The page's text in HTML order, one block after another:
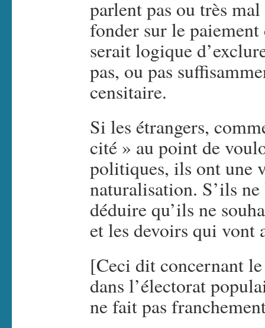
parlent pas ou très
fonder sur le
serait logique
pas, ou pas
censitaire.
Si les étrangers,
cité » au point de
politiques, ils ont une
naturalisation. S’ils
déduire qu’ils ne
et les devoirs qui vont
[Ceci dit concernant
dans l’électorat
ne fait pas